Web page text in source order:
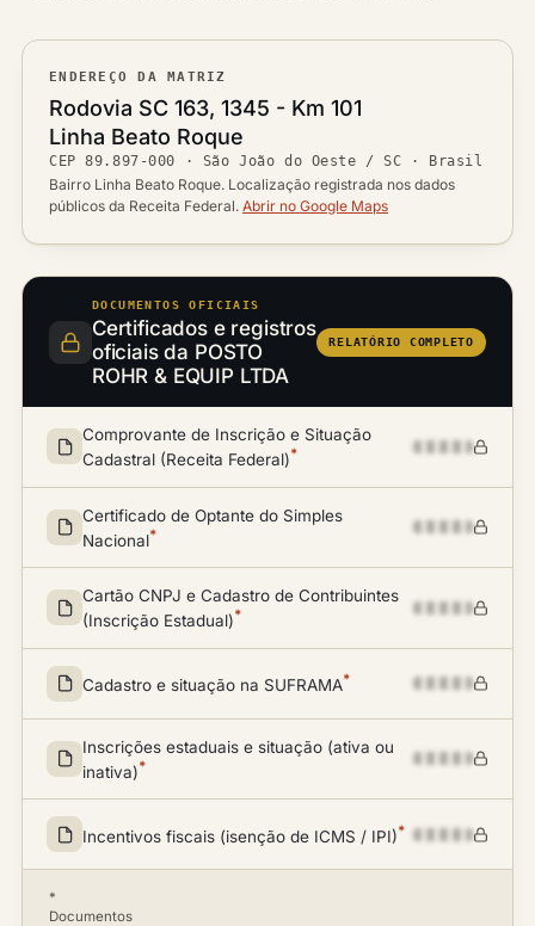
ENDEREÇO DA MATRIZ
Logradouro
Rodovia SC 163, 1345 - Km 101
Bairro
Linha Beato Roque
CEP
CEP89.897-000 ·
Cidade / UF
São João do Oeste / SC · Brasil
Ver localização no mapa
Bairro Linha Beato Roque. Localização registrada nos dados
públicos da Receita Federal. Abrir no Google Maps
DOCUMENTOS OFICIAIS
Certificados e registros
oficiais da POSTO
ROHR & EQUIP LTDA
RELATÓRIO COMPLETO
Comprovante de Inscrição e Situação
Cadastral (Receita Federal)*
Certificado de Optante do Simples
Nacional*
Cartão CNPJ e Cadastro de Contribuintes
(Inscrição Estadual)*
Cadastro e situação na SUFRAMA*
Inscrições estaduais e situação (ativa ou
inativa)*
Incentivos fiscais (isenção de ICMS / IPI)*
*
Documentos